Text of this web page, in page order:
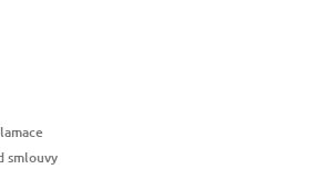
smlouvy